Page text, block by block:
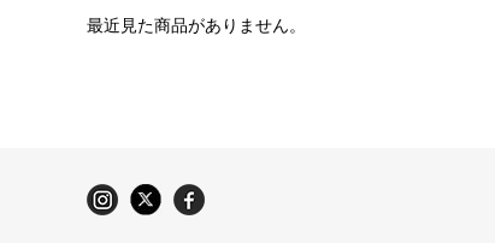
最近見た商品がありません。